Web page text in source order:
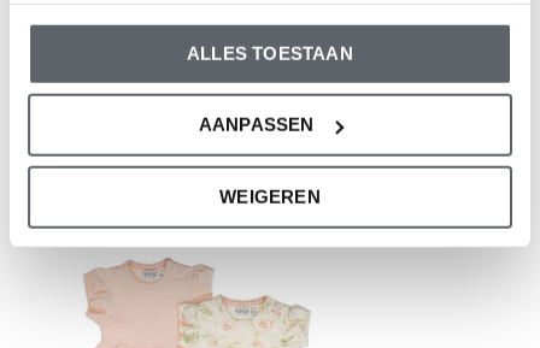
ALLES TOESTAAN
AANPASSEN
WEIGEREN
0/ 5
Recente artikelen